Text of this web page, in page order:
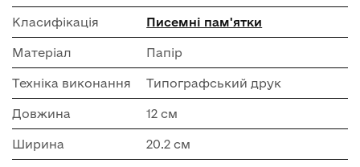
Класифікація Писемні пам'ятки
Матеріал Папір
Техніка виконання Типографський друк
Довжина 12 см
Ширина 20.2 см